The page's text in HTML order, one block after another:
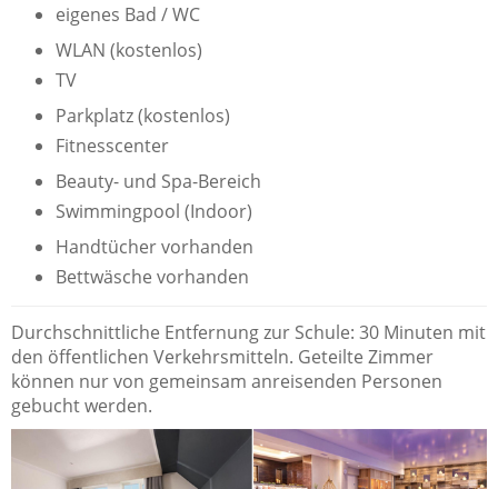
eigenes Bad / WC
WLAN (kostenlos)
TV
Parkplatz (kostenlos)
Fitnesscenter
Beauty- und Spa-Bereich
Swimmingpool (Indoor)
Handtücher vorhanden
Bettwäsche vorhanden
Durchschnittliche Entfernung zur Schule: 30 Minuten mit
den öffentlichen Verkehrsmitteln. Geteilte Zimmer
können nur von gemeinsam anreisenden Personen
gebucht werden.